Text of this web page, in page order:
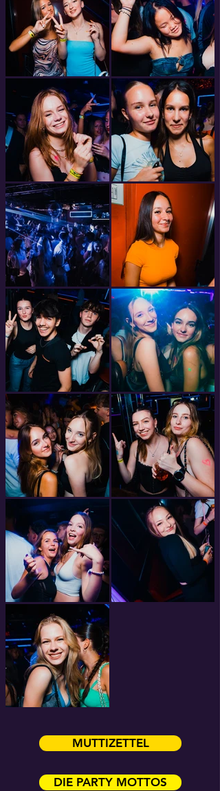
MUTTIZETTEL
DIE PARTY MOTTOS